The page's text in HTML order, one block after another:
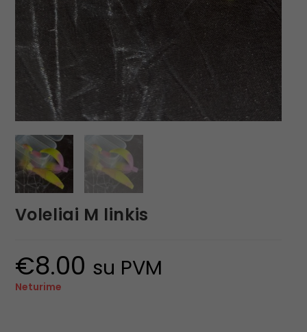
Voleliai M linkis
€8.00 su PVM
Neturime